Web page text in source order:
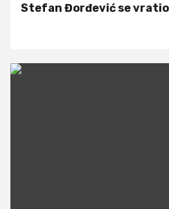
Stefan Đorđević se vratio